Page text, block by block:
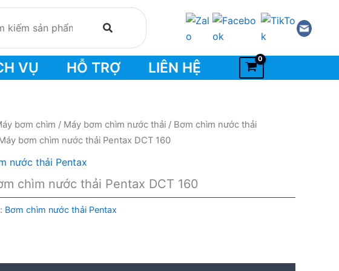
VỤ HỖ TRỢ LIÊN HỆ
bơm chìm / Máy bơm chìm nước thải / Bơm chìm nước thải
bơm chìm nước thải Pentax DCT 160
nước thải Pentax
chìm nước thải Pentax DCT 160
Bơm chìm nước thải Pentax